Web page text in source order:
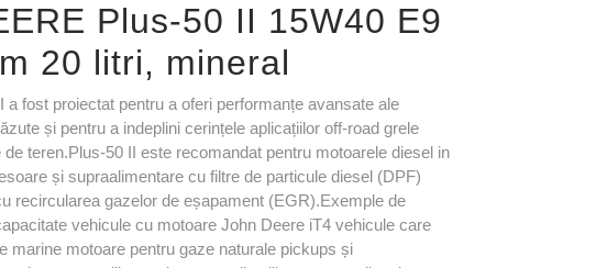
Plus-50 II 15W40 E9
20 litri, mineral
fost proiectat pentru a oferi performanțe avansate ale
și pentru a indeplini cerințele aplicațiilor off-road grele
teren.Plus-50 II este recomandat pentru motoarele diesel in
și supraalimentare cu filtre de particule diesel (DPF)
recircularea gazelor de eșapament (EGR).Exemple de
vehicule cu motoare John Deere iT4 vehicule care
marine motoare pentru gaze naturale pickups și